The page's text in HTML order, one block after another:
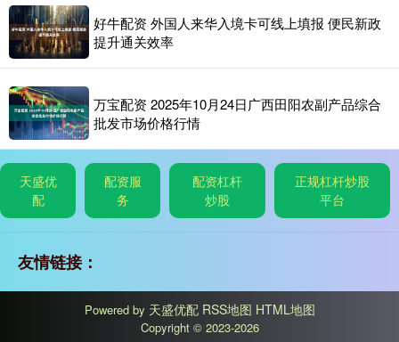
好牛配资 外国人来华入境卡可线上填报 便民新政
提升通关效率
万宝配资 2025年10月24日广西田阳农副产品综合
批发市场价格行情
天盛优
配
配资服
务
配资杠杆
炒股
正规杠杆炒股
平台
友情链接：
Powered by 天盛优配 RSS地图 HTML地图
Copyright © 2023-2026